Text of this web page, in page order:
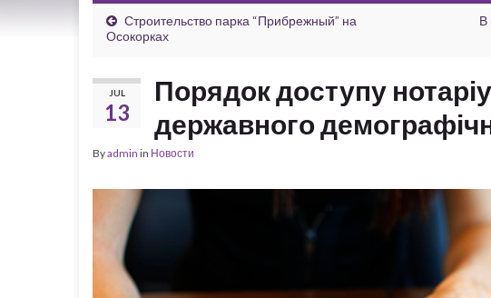
Строительство парка “Прибрежный” на
Осокорках
В
JUL
13
Порядок доступу
державного
Byadmin in Новости